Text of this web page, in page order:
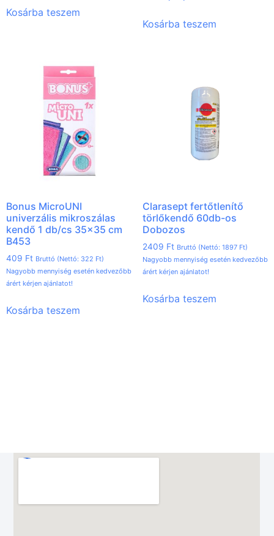
Kosárba teszem
Kosárba teszem
Bonus MicroUNI
univerzális mikroszálas
kendő 1 db/cs 35×35 cm
B453
409 Ft Bruttó (Nettó: 322 Ft)
Nagyobb mennyiség esetén kedvezőbb
árért kérjen ajánlatot!
Kosárba teszem
Clarasept fertőtlenítő
törlőkendő 60db-os
Dobozos
2409 Ft Bruttó (Nettó: 1897 Ft)
Nagyobb mennyiség esetén kedvezőbb
árért kérjen ajánlatot!
Kosárba teszem